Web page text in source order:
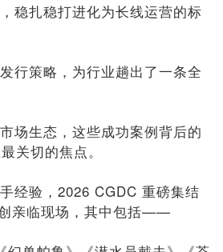
稳扎稳打进化为长线运营的标
行策略，为行业趟出了一条全
场生态，这些成功案例背后的
关切的焦点。
经验，2026 CGDC 重磅集结
亲临现场，其中包括——